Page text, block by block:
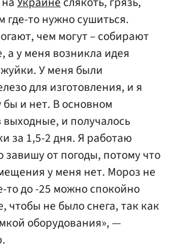
где-то нужно сушиться.
чем могут – собирают
а у меня возникла идея
У меня были
для изготовления, и я
и нет. В основном
и получалось
за 1,5-2 дня. Я работаю
завишу от погоды, потому что
у меня нет. Мороз не
то до -25 можно спокойно
чтобы не было снега, так как
оборудования», —